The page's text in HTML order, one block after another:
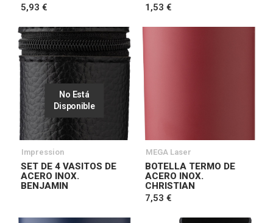
5,93 €
1,53 €
No Está
Disponible
Impression
SET DE 4 VASITOS DE
ACERO INOX.
BENJAMIN
MEGA Laser
BOTELLA TERMO DE
ACERO INOX.
CHRISTIAN
7,53 €